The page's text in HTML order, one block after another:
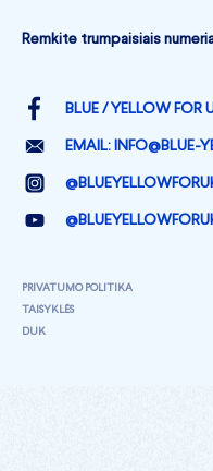
Remkite trumpaisiais
BLUE / YELLOW FOR
EMAIL: INFO@BLUE-
PRIVATUMO POLITIKA
TAISYKLĖS
DUK